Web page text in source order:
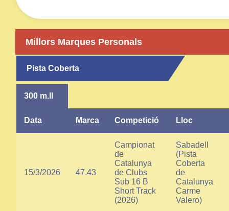
Millors Marques Personals
Pista Coberta
300 m.ll
Data Marca Competició Lloc
15/3/2026 47.43
Campionat
de
Catalunya
de Clubs
Sub 16 B
Short Track
(2026)
Sabadell
(Pista
Coberta
de
Catalunya
Carme
Valero)